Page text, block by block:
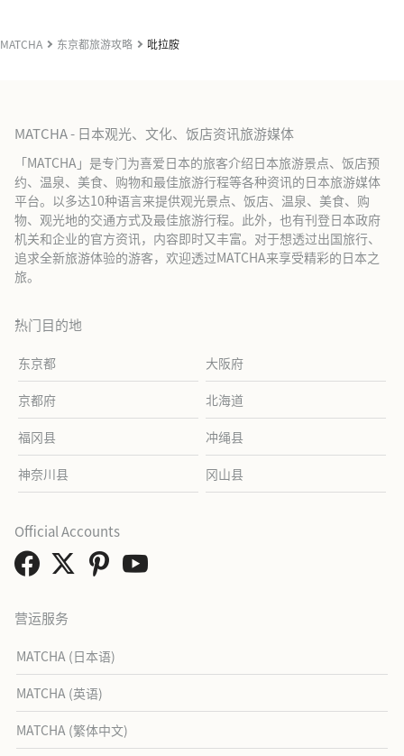
MATCHA 东京都旅游攻略 吡拉胺
MATCHA - 日本观光、文化、饭店资讯旅游媒体
「MATCHA」是专门为喜爱日本的旅客介绍日本旅游景点、饭店预
约、温泉、美食、购物和最佳旅游行程等各种资讯的日本旅游媒体
平台。以多达10种语言来提供观光景点、饭店、温泉、美食、购
物、观光地的交通方式及最佳旅游行程。此外，也有刊登日本政府
机关和企业的官方资讯，内容即时又丰富。对于想透过出国旅行、
追求全新旅游体验的游客，欢迎透过MATCHA来享受精彩的日本之
旅。
热门目的地
东京都 大阪府
京都府 北海道
福冈县 冲绳县
神奈川县 冈山县
营运服务
MATCHA (日本语)
MATCHA (英语)
MATCHA (繁体中文)
Official Accounts